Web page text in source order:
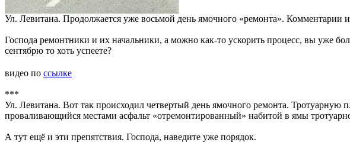
Ул. Левитана. Продолжается уже восьмой день ямочного «ремонта». Комментарии
Господа ремонтники и их начальники, а можно как-то ускорить процесс, вы уже
сентябрю то хоть успеете?
видео по ссылке
***
Ул. Левитана. Вот так происходил четвертый день ямочного ремонта.
проваливающийся местами асфальт «отремонтированный» набитой в ямы
А тут ещё и эти препятствия. Господа, наведите уже порядок.